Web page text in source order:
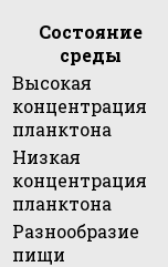
Состояние
среды
Высокая
концентрация
планктона
Низкая
концентрация
планктона
Разнообразие
пищи